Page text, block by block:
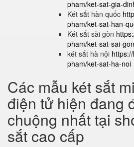
pham/ket-sat-gia-
Két sắt hàn quốc
pham/ket-sat-han-
Két sắt sài gòn
pham/ket-sat-sai-gon
két sắt hà nội
pham/ket-sat-ha-noi
Các mẫu két sắt
điện tử hiện đang
chuộng nhất tại
sắt cao cấp